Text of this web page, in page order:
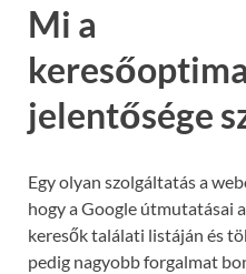
Mi a
jelentősége
Egy olyan szolgáltatás a
hogy a Google útmutatásai
keresők találati listáján és
pedig nagyobb forgalmat